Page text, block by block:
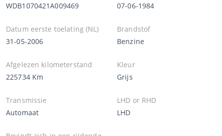
WDB1070421A009469
07-06-1984
Datum eerste toelating (NL)
31-05-2006
Brandstof
Benzine
Afgelezen kilometerstand
225734 Km
Kleur
Grijs
Transmissie
Automaat
LHD or RHD
LHD